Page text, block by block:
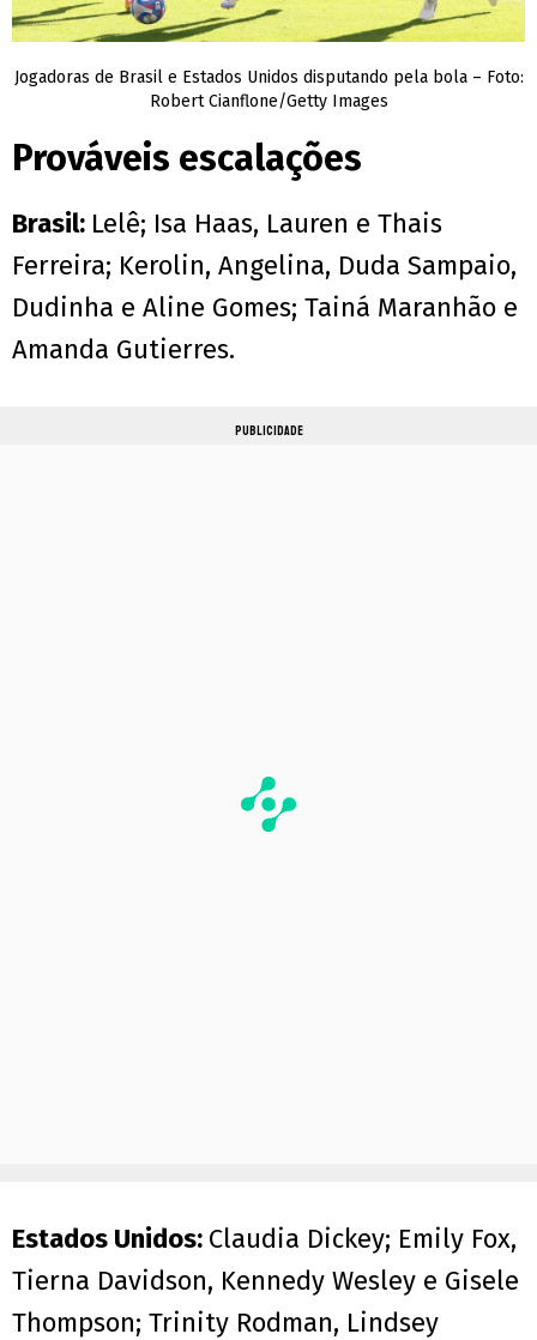
Jogadoras de Brasil e Estados Unidos disputando pela bola – Foto:
Robert Cianflone/Getty Images
Prováveis escalações
Brasil: Lelê; Isa Haas, Lauren e Thais
Ferreira; Kerolin, Angelina, Duda Sampaio,
Dudinha e Aline Gomes; Tainá Maranhão e
Amanda Gutierres.
PUBLICIDADE
Estados Unidos: Claudia Dickey; Emily Fox,
Tierna Davidson, Kennedy Wesley e Gisele
Thompson; Trinity Rodman, Lindsey